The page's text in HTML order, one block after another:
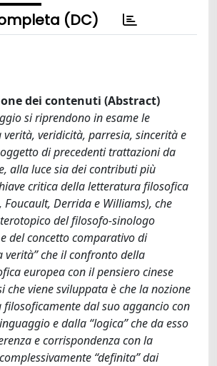
(DC)
dei contenuti (Abstract)
si riprendono in esame le
veridicità, parresia, sincerità e
di precedenti trattazioni da
alla luce sia dei contributi più
critica della letteratura filosofica
Foucault, Derrida e Williams), che
del filosofo-sinologo
del concetto comparativo di
verità” che il confronto della
europea con il pensiero cinese
che viene sviluppata è che la nozione
filosoficamente dal suo aggancio con
e dalla “logica” che da esso
e corrispondenza con la
“definita” dai